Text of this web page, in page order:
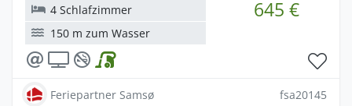
645 €
4 Schlafzimmer
150 m zum Wasser
Feriepartner Samsø fsa20145